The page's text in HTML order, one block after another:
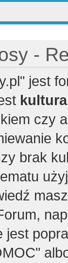
-
jest
czy
brak
jest